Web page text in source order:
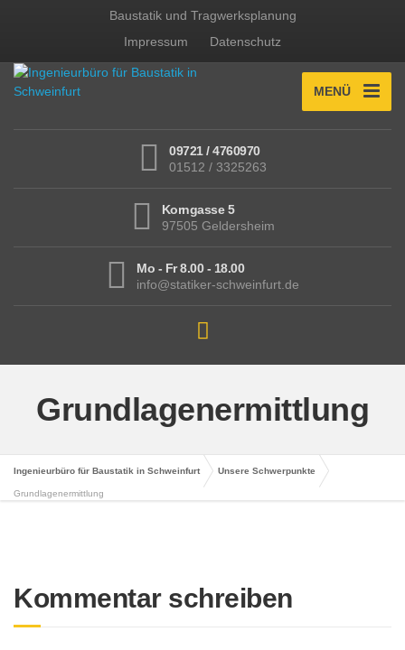
Baustatik und Tragwerksplanung
Impressum
Datenschutz
MENÜ
09721 / 4760970
01512 / 3325263
Korngasse 5
97505 Geldersheim
Mo - Fr 8.00 - 18.00
info@statiker-schweinfurt.de
Grundlagenermittlung
Ingenieurbüro für Baustatik in Schweinfurt Unsere Schwerpunkte
Grundlagenermittlung
Kommentar schreiben